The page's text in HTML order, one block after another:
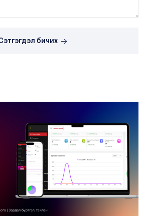
бичих